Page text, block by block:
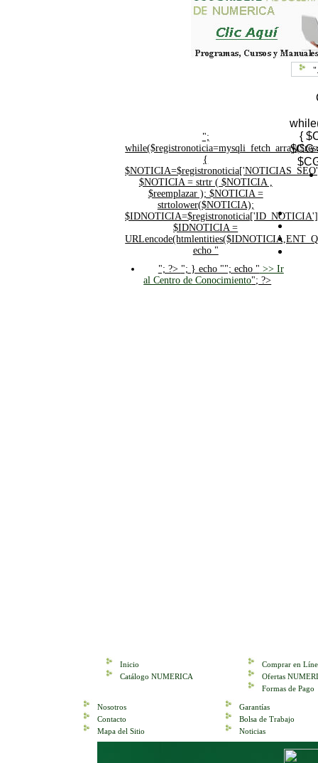
{
$CG
";
{
$NOTICIA = strtr ( $NOTICIA ,
$reemplazar ); $NOTICIA =
strtolower($NOTICIA);
$IDNOTICIA =
echo "
"; ?> "; } echo ""; echo " >> Ir
al Centro de Conocimiento"; ?>
Inicio
Catálogo NUMERICA
Comprar en
Ofertas
Formas de Pago
Nosotros
Contacto
Mapa del Sitio
Garantías
Bolsa de Trabajo
Noticias